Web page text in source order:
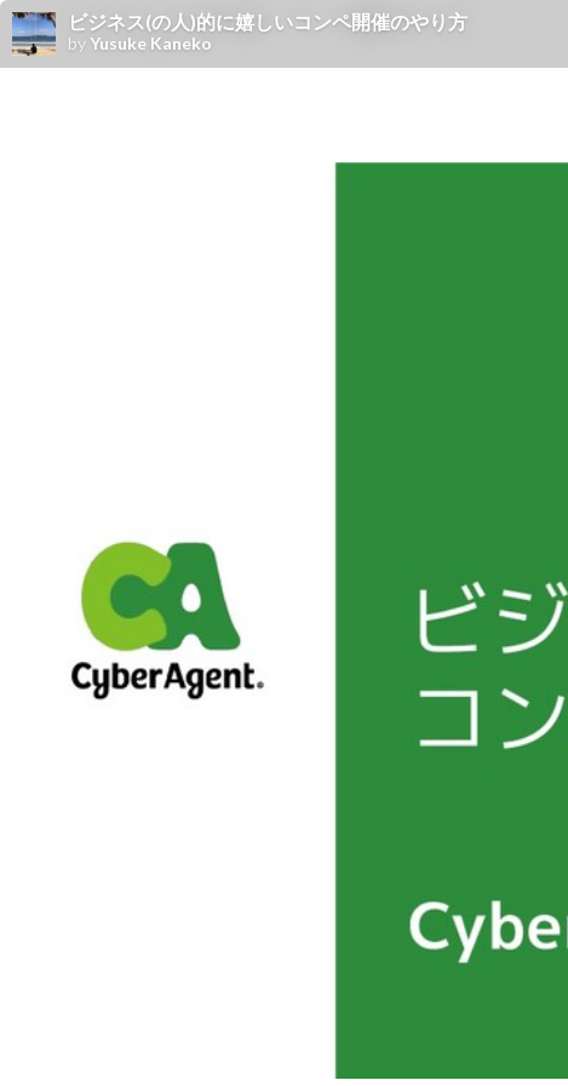
ビジネス(の人)的に嬉しいコンペ開催のやり方
byYusuke Kaneko